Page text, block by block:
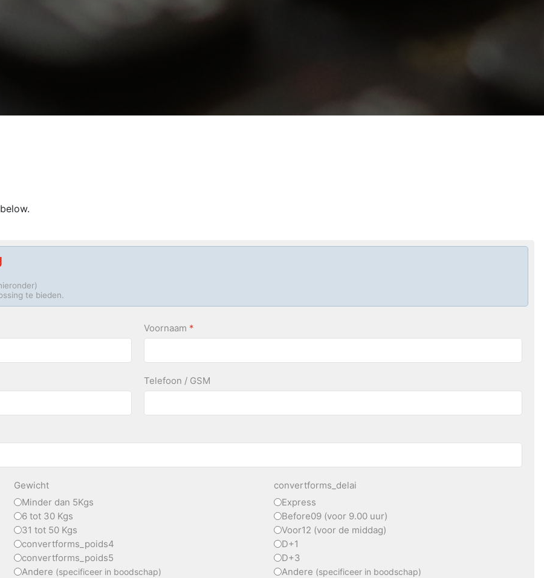
te bieden.
Voornaam *
Telefoon / GSM
Gewicht
Minder dan 5Kgs
6 tot 30 Kgs
31 tot 50 Kgs
convertforms_poids4
convertforms_poids5
Andere (specificeer in boodschap)
convertforms_delai
Express
Before09 (voor 9.00 uur)
Voor12 (voor de middag)
D+1
D+3
Andere (specificeer in boodschap)